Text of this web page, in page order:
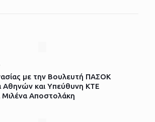
με την Βουλευτή ΠΑΣΟΚ
Αθηνών και Υπεύθυνη ΚΤΕ
Μιλένα Αποστολάκη